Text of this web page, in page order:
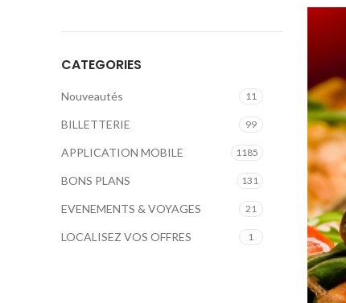
CATEGORIES
Nouveautés 11
BILLETTERIE 99
APPLICATION MOBILE 1185
BONS PLANS 131
EVENEMENTS & VOYAGES 21
LOCALISEZ VOS OFFRES 1